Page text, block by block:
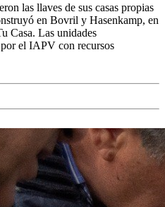
las llaves de sus casas propias
en Bovril y Hasenkamp, en
Casa. Las unidades
el IAPV con recursos